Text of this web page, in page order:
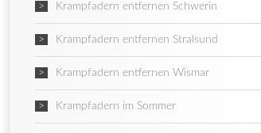
Krampfadern entfernen Schwerin
Krampfadern entfernen Stralsund
Krampfadern entfernen Wismar
Krampfadern im Sommer